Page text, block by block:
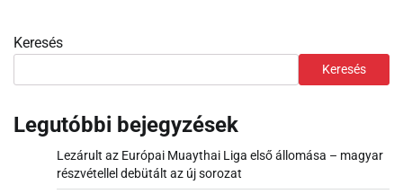
Keresés
Keresés
Legutóbbi bejegyzések
Lezárult az Európai Muaythai Liga első állomása – magyar
részvétellel debütált az új sorozat